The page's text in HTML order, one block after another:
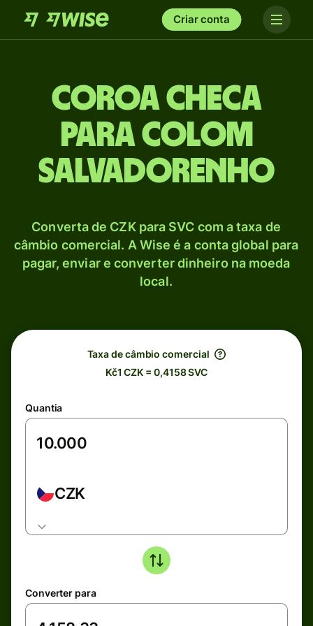
Criar conta
Coroa checa
para Colom
salvadorenho
Converta de CZK para SVC com a taxa de
câmbio comercial. A Wise é a conta global para
pagar, enviar e converter dinheiro na moeda
local.
Taxa de câmbio comercial
Kč1 CZK = 0,4158 SVC
Quantia
CZK
Converter para